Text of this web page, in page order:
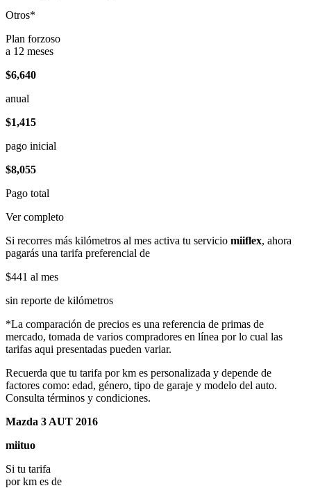
Otros*
Plan forzoso
a 12 meses
$6,640
anual
$1,415
pago inicial
$8,055
Pago total
Ver completo
Si recorres más kilómetros al mes activa tu servicio miiflex, ahora
pagarás una tarifa preferencial de
$441 al mes
sin reporte de kilómetros
*La comparación de precios es una referencia de primas de
mercado, tomada de varios compradores en línea por lo cual las
tarifas aqui presentadas pueden variar.
Recuerda que tu tarifa por km es personalizada y depende de
factores como: edad, género, tipo de garaje y modelo del auto.
Consulta términos y condiciones.
Mazda 3 AUT 2016
miituo
Si tu tarifa
por km es de